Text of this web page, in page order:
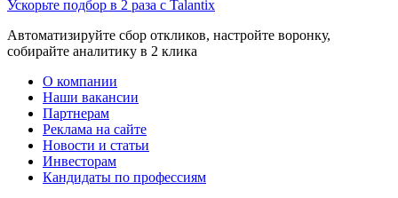
Ускорьте подбор в 2 раза с Talantix
Автоматизируйте сбор откликов, настройте воронку,
собирайте аналитику в 2 клика
О компании
Наши вакансии
Партнерам
Реклама на сайте
Новости и статьи
Инвесторам
Кандидаты по профессиям